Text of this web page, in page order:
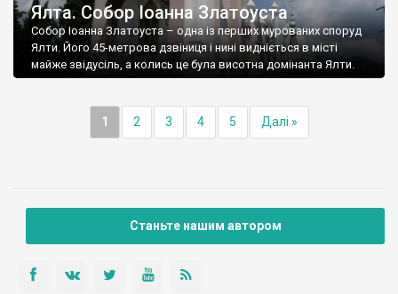
Ялта. Собор Іоанна Златоуста
Собор Іоанна Златоуста – одна із перших мурованих споруд
Ялти. Його 45-метрова дзвіниця і нині видніється в місті
майже звідусіль, а колись це була висотна домінанта Ялти.
1 2 3 4 5 Далі »
Станьте нашим автором